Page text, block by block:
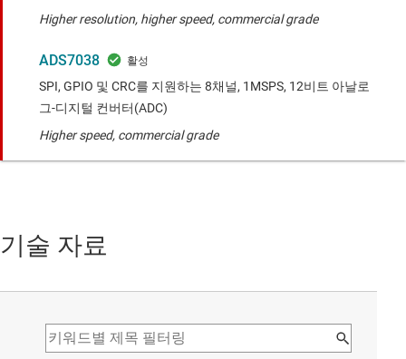
Higher resolution, higher speed, commercial grade
ADS7038
SPI, GPIO 및 CRC를 지원하는 8채널, 1MSPS, 12비트 아날로
그-디지털 컨버터(ADC)
Higher speed, commercial grade
기술 자료